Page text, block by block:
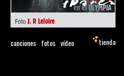
canciones fotos vídeo tienda